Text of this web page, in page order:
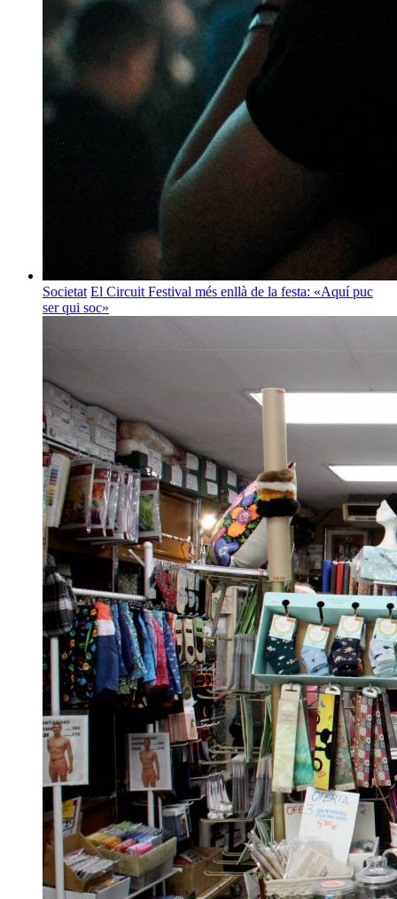
Societat El Circuit Festival més enllà de la festa: «Aquí puc
ser qui soc»